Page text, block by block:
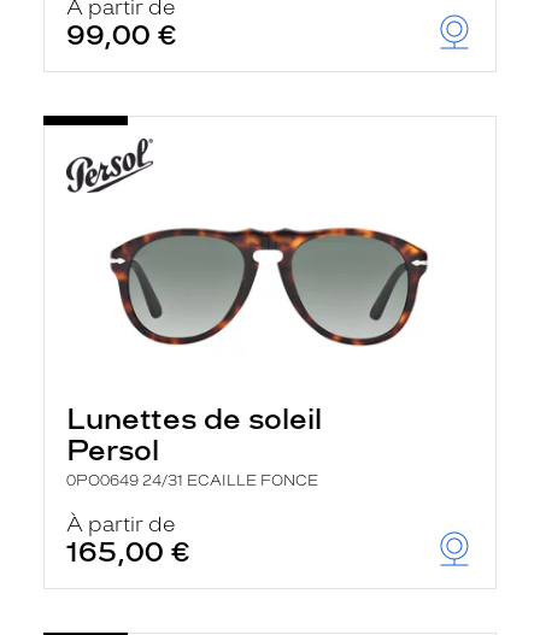
À partir de
99,00 €
Lunettes de soleil
Persol
0PO0649 24/31 ECAILLE FONCE
À partir de
165,00 €